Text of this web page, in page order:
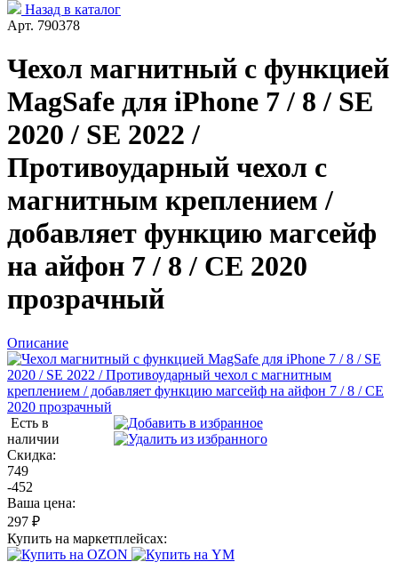
Назад в каталог
Арт. 790378
Чехол магнитный с функцией
MagSafe для iPhone 7 / 8 / SE
2020 / SE 2022 /
Противоударный чехол с
магнитным креплением /
добавляет функцию магсейф
на айфон 7 / 8 / СЕ 2020
прозрачный
Описание
Есть в
наличии
Скидка:
749
-452
Ваша цена:
297 ₽
Купить на маркетплейсах: